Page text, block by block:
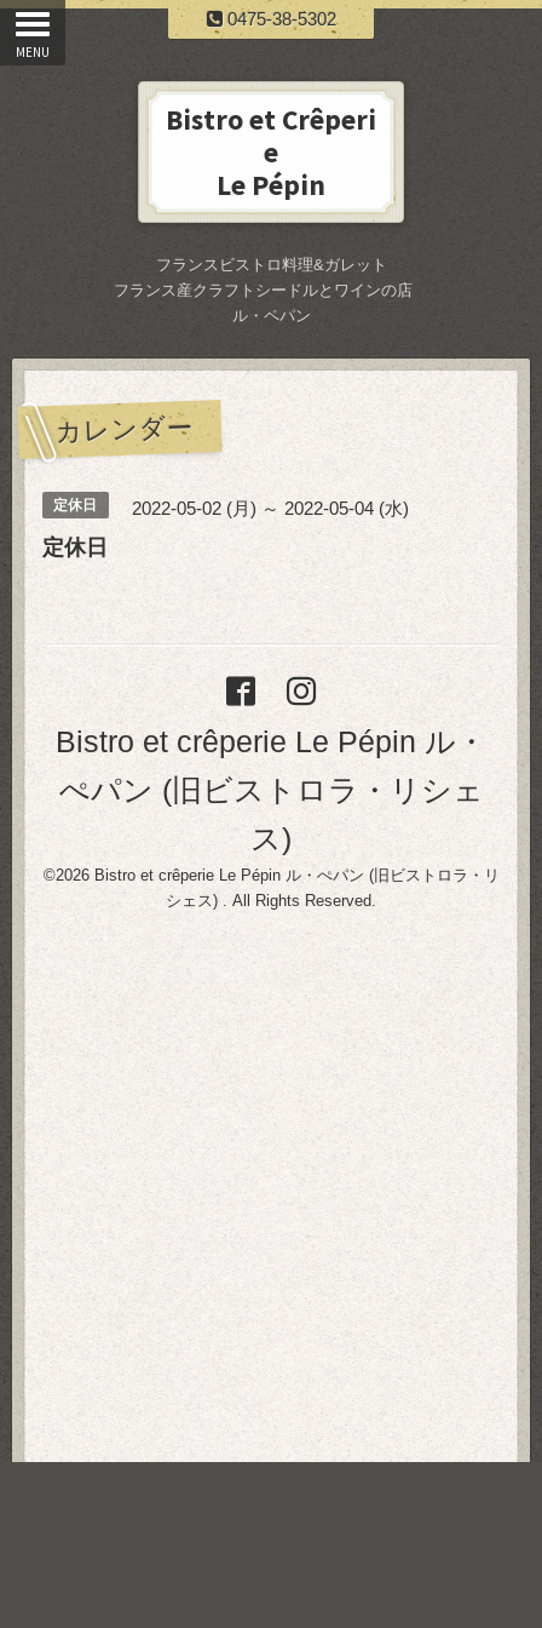
0475-38-5302
Bistro et Crêperi
e
Le Pépin
フランスビストロ料理&ガレット
フランス産クラフトシードルとワインの店
ル・ペパン
カレンダー
定休日 2022-05-02 (月) ～ 2022-05-04 (水)
定休日
Bistro et crêperie Le Pépin ル・
ぺパン (旧ビストロラ・リシェ
ス)
©2026 Bistro et crêperie Le Pépin ル・ぺパン (旧ビストロラ・リ
シェス)
. All Rights Reserved.